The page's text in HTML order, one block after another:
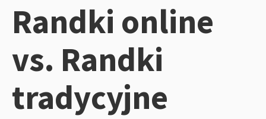
Randki online
vs. Randki
tradycyjne